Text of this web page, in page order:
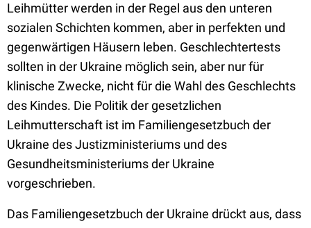
Leihmütter werden in der Regel aus den unteren
sozialen Schichten kommen, aber in perfekten und
gegenwärtigen Häusern leben. Geschlechtertests
sollten in der Ukraine möglich sein, aber nur für
klinische Zwecke, nicht für die Wahl des Geschlechts
des Kindes. Die Politik der gesetzlichen
Leihmutterschaft ist im Familiengesetzbuch der
Ukraine des Justizministeriums und des
Gesundheitsministeriums der Ukraine
vorgeschrieben.
Das Familiengesetzbuch der Ukraine drückt aus, dass